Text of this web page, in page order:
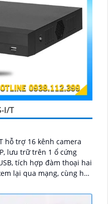
I/T
hỗ trợ 16 kênh camera
lưu trữ trên 1 ổ cứng
tích hợp đàm thoại hai
lại qua mạng, cùng hỗ